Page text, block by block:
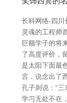
长科网络-四川
灵魂的工程师
巨额学子的将
了高度评价，
是太阳下面最
言，说念出了
孔子则说：“
学习无处不在